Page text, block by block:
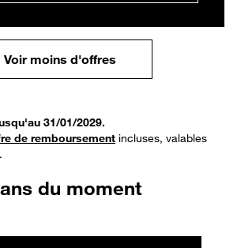
Voir moins d'offres
31/01/2029.
de remboursement incluses, valables
du moment